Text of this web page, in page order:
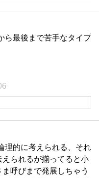
ら最後まで苦手なタイプ
理的に考えられる、それ
られるが揃ってると小
呼びまで発展しちゃう